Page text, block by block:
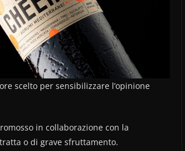
scelto per sensibilizzare l’opinione
in collaborazione con la
o di grave sfruttamento.